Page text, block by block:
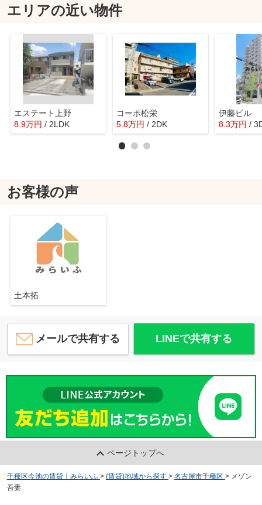
エリアの近い物件
エステート上野
8.9万円 / 2LDK
コーポ松栄
5.8万円 / 2DK
伊藤ビル
8.3万円 /
お客様の声
土本拓
メールで共有する LINEで共有する
ページトップへ
千種区今池の賃貸｜みらいふ > (賃貸)地域から探す > 名古屋市千種区 > メゾン
吾妻